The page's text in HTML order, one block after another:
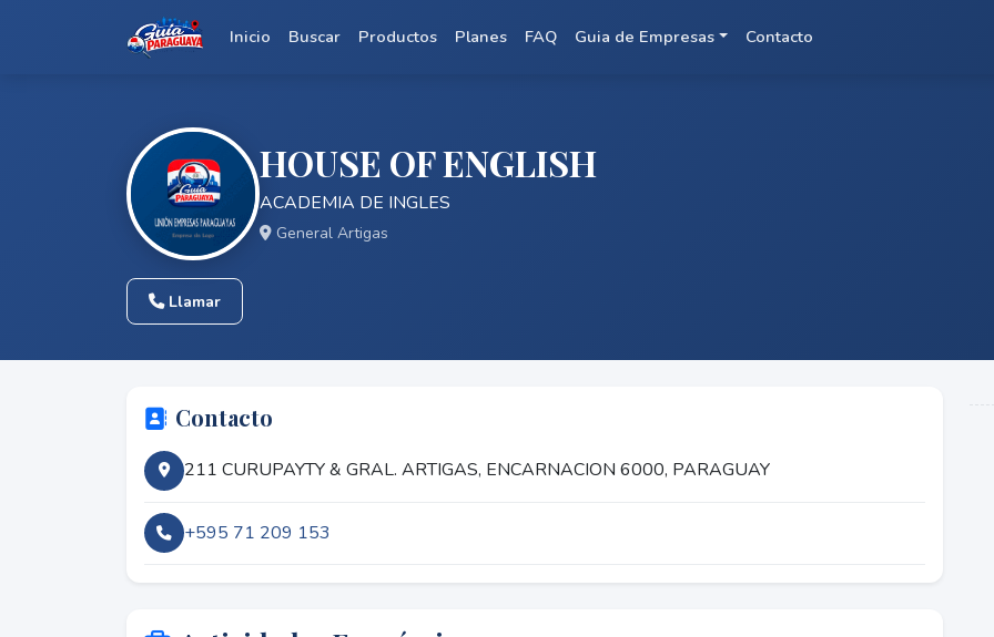
Inicio Buscar Productos Planes FAQ Guia de Empresas Contacto
HOUSE OF ENGLISH
ACADEMIA DE INGLES
General Artigas
Llamar
Contacto
211 CURUPAYTY & GRAL. ARTIGAS, ENCARNACION 6000, PARAGUAY
+595 71 209 153